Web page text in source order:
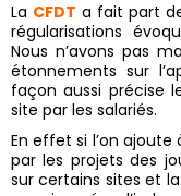
La CFDT a fait part
régularisations
Nous n’avons pas
étonnements sur
façon aussi précise
site par les salariés.
En effet si l’on ajoute
par les projets des
sur certains sites et